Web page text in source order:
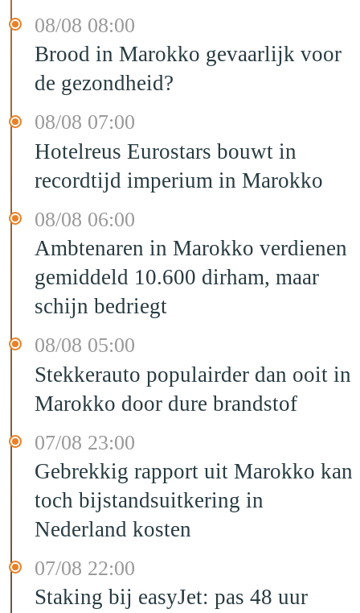
08/08 08:00
Brood in Marokko gevaarlijk voor
de gezondheid?
08/08 07:00
Hotelreus Eurostars bouwt in
recordtijd imperium in Marokko
08/08 06:00
Ambtenaren in Marokko verdienen
gemiddeld 10.600 dirham, maar
schijn bedriegt
08/08 05:00
Stekkerauto populairder dan ooit in
Marokko door dure brandstof
07/08 23:00
Gebrekkig rapport uit Marokko kan
toch bijstandsuitkering in
Nederland kosten
07/08 22:00
Staking bij easyJet: pas 48 uur